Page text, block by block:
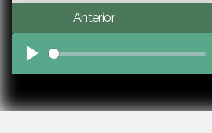
Anterior
Play